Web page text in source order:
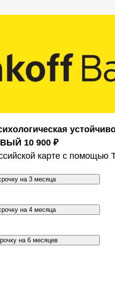
10 900 ₽
карте с помощью
на 3 месяца
на 4 месяца
на 6 месяцев